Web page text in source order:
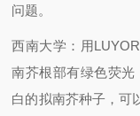
问题。
西南大学： 用
南芥根部有绿色荧光
白的拟南芥种子，可